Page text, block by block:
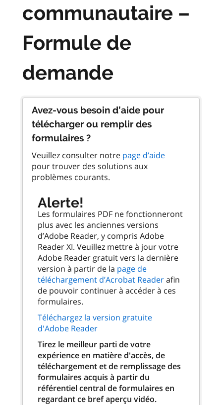
communautaire –
Formule de
demande
Avez-vous besoin d’aide pour
télécharger ou remplir des
formulaires ?
Veuillez consulter notre page d’aide
pour trouver des solutions aux
problèmes courants.
Alerte!
Les formulaires PDF ne fonctionneront
plus avec les anciennes versions
d’Adobe Reader, y compris Adobe
Reader XI. Veuillez mettre à jour votre
Adobe Reader gratuit vers la dernière
version à partir de la page de
téléchargement d’Acrobat Readerafin
de pouvoir continuer à accéder à ces
formulaires.
Téléchargez la version gratuite
d'Adobe Reader
Tirez le meilleur parti de votre
expérience en matière d'accès, de
téléchargement et de remplissage des
formulaires acquis à partir du
référentiel central de formulaires en
regardant ce bref aperçu vidéo.